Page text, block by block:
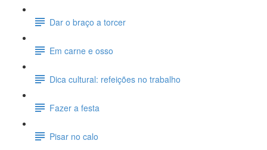
Dar o braço a torcer
Em carne e osso
Dica cultural: refeições no trabalho
Fazer a festa
Pisar no calo